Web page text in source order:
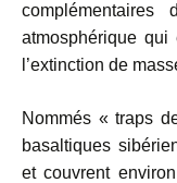
atmosphérique
l’extinction de
Nommés « traps
basaltiques
et couvrent